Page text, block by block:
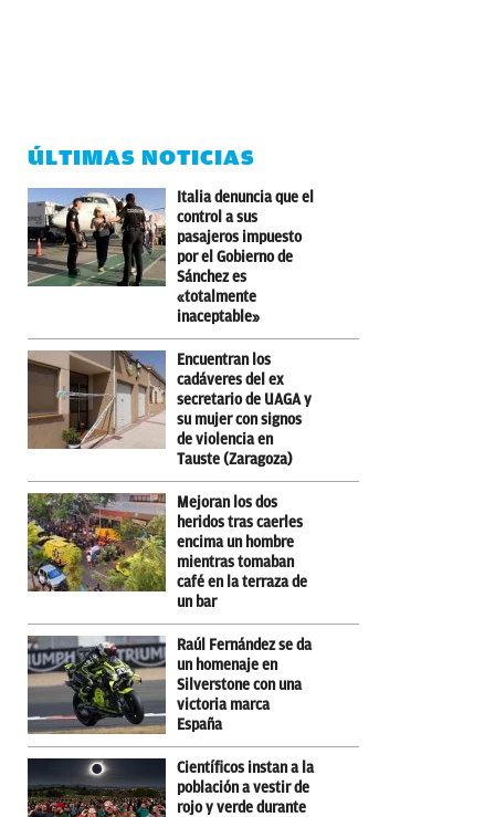
ÚLTIMAS NOTICIAS
Italia denuncia que el
control a sus
pasajeros impuesto
por el Gobierno de
Sánchez es
«totalmente
inaceptable»
Encuentran los
cadáveres del ex
secretario de UAGA y
su mujer con signos
de violencia en
Tauste (Zaragoza)
Mejoran los dos
heridos tras caerles
encima un hombre
mientras tomaban
café en la terraza de
un bar
Raúl Fernández se da
un homenaje en
Silverstone con una
victoria marca
España
Científicos instan a la
población a vestir de
rojo y verde durante